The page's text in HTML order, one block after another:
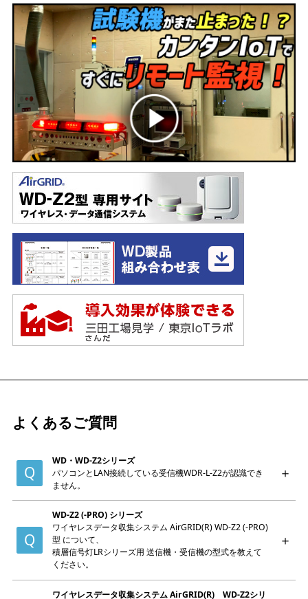
よくあるご質問
WD・WD-Z2シリーズ
パソコンとLAN接続している受信機WDR-L-Z2が認識でき
ません。
WD-Z2 (-PRO) シリーズ
ワイヤレスデータ収集システム AirGRID(R) WD-Z2 (-PRO)
型 について、
積層信号灯LRシリーズ用 送信機・受信機の型式を教えて
ください。
ワイヤレスデータ収集システム AirGRID(R) WD-Z2シリ